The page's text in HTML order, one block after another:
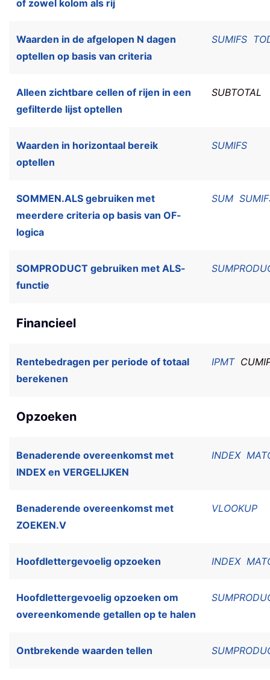
of zowel kolom als rij
Waarden in de afgelopen N dagen
optellen op basis van criteria
SUMIFS
Alleen zichtbare cellen of rijen in een
gefilterde lijst optellen
SUBTOTAL
Waarden in horizontaal bereik
optellen
SUMIFS
SOMMEN.ALS gebruiken met
meerdere criteria op basis van OF-
logica
SUM
SOMPRODUCT gebruiken met ALS-
functie
Financieel
Rentebedragen per periode of totaal
berekenen
IPMT
Opzoeken
Benaderende overeenkomst met
INDEX en VERGELIJKEN
INDEX
Benaderende overeenkomst met
ZOEKEN.V
VLOOKUP
Hoofdlettergevoelig opzoeken INDEX
Hoofdlettergevoelig opzoeken om
overeenkomende getallen op te halen
Ontbrekende waarden tellen